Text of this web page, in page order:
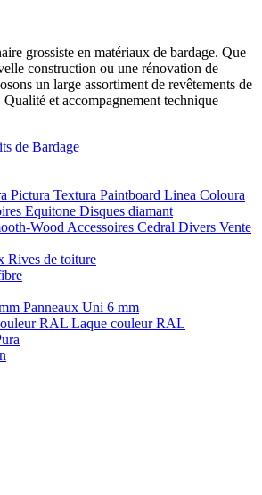
grossiste en matériaux de bardage. Que
construction ou une rénovation de
un large assortiment de revêtements de
Qualité et accompagnement technique
de Bardage
Pictura Textura Paintboard Linea Coloura
Equitone Disques diamant
Wood Accessoires Cedral Divers Vente
Rives de toiture
Panneaux Uni 6 mm
RAL Laque couleur RAL